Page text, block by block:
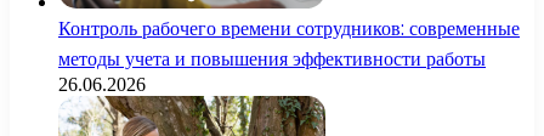
Контроль рабочего времени сотрудников: современные
методы учета и повышения эффективности работы
26.06.2026